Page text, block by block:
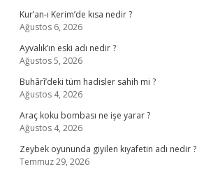
Kur’an-ı Kerim’de kısa nedir ?
Ağustos 6, 2026
Ayvalık’ın eski adı nedir ?
Ağustos 5, 2026
Buhârî’deki tüm hadisler sahih mi ?
Ağustos 4, 2026
Araç koku bombası ne işe yarar ?
Ağustos 4, 2026
Zeybek oyununda giyilen kıyafetin adı nedir ?
Temmuz 29, 2026